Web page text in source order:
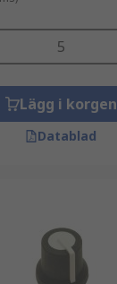
Lägg i korgen
Datablad